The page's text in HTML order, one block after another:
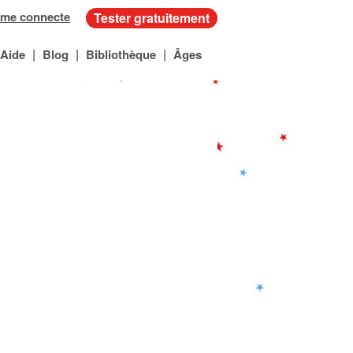
connecte Tester gratuitement
Aide | Blog | Bibliothèque | Âges